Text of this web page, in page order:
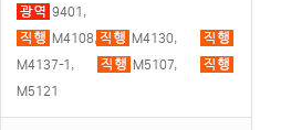
9401,
M4108,
M4130,
M4137-1,
M5107,
M5121